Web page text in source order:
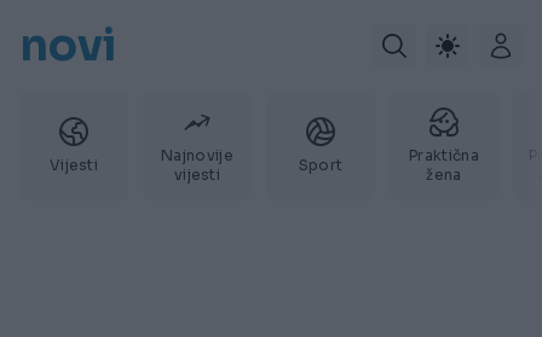
novi
Vijesti
Najnovije
vijesti
Sport
Praktična
žena